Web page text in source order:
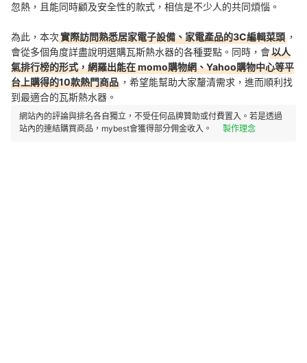
忽熱， 且能同時顧及安全性的款式，相信是不少人的共同煩惱。
為此，本次實際訪問熟悉居家電子設備、家電產品的3C編輯菜頭 ，
會從多個角度詳盡說明選購瓦斯熱水器的各種要點。同時，會以人
氣排行榜的形式，網羅出能在 momo購物網、Yahoo購物中心等平
台上購得的10款熱門商品 ，希望能幫助大家釐清需求，進而順利找
到最適合的瓦斯熱水器。
網站內的評論與排名各自獨立，不受任何品牌贊助或付費置入。若是透過
站內的連結購買商品，mybest會獲得部分佣金收入。
製作理念